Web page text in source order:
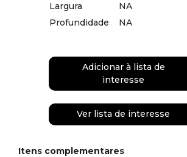
Largura
NA
Profundidade
NA
Adicionar à lista de
interesse
Ver lista de interesse
Itens complementares